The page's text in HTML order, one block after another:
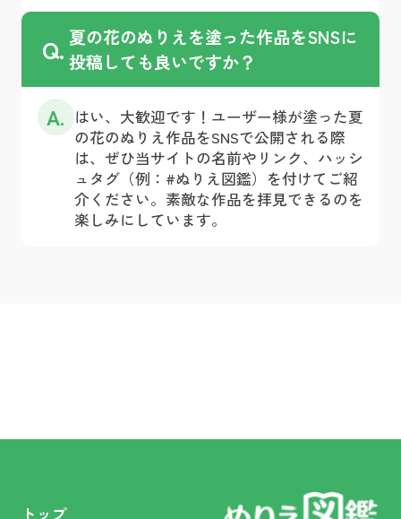
Q. 夏の花のぬりえを塗った作品をSNSに
投稿しても良いですか？
A. はい、大歓迎です！ユーザー様が塗った夏
の花のぬりえ作品をSNSで公開される際
は、ぜひ当サイトの名前やリンク、ハッシ
ュタグ（例：#ぬりえ図鑑）を付けてご紹
介ください。素敵な作品を拝見できるのを
楽しみにしています。
トップ